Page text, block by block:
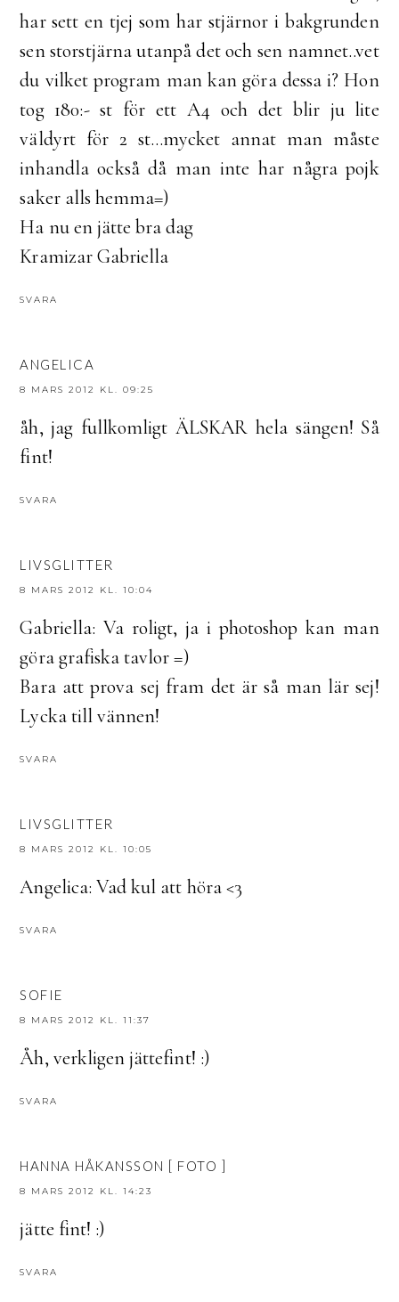
har sett en tjej som har stjärnor i bakgrunden
sen storstjärna utanpå det och sen namnet..vet
du vilket program man kan göra dessa i? Hon
tog 180:- st för ett A4 och det blir ju lite
väldyrt för 2 st...mycket annat man måste
inhandla också då man inte har några pojk
saker alls hemma=)
Ha nu en jätte bra dag
Kramizar Gabriella
SVARA
ANGELICA
8 MARS 2012 KL. 09:25
åh, jag fullkomligt ÄLSKAR hela sängen! Så
fint!
SVARA
LIVSGLITTER
8 MARS 2012 KL. 10:04
Gabriella: Va roligt, ja i photoshop kan man
göra grafiska tavlor =)
Bara att prova sej fram det är så man lär sej!
Lycka till vännen!
SVARA
LIVSGLITTER
8 MARS 2012 KL. 10:05
Angelica: Vad kul att höra <3
SVARA
SOFIE
8 MARS 2012 KL. 11:37
Åh, verkligen jättefint! :)
SVARA
HANNA HÅKANSSON [ FOTO ]
8 MARS 2012 KL. 14:23
jätte fint! :)
SVARA